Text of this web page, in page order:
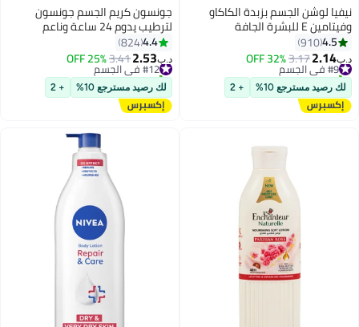
نيفيا لوشن الجسم بزبدة الكاكاو
وفيتامين E للبشرة الجافة
250ملليلتر4.5
910
د.ب‏2.14
3.17
32% OFF #9 في الجسم
تم بيع +40 مؤخرًا
#9 في الجسم
لك رصيد مسترجع 10% + 2
جونسون كريم الجسم جونسون
لترطيب يدوم 24 ساعة وناعم
300ملليلتر4.4
824
د.ب‏2.53
3.41
25% OFF #12 في الجسم
تم بيع +30 مؤخرًا
#12 في الجسم
لك رصيد مسترجع 10% + 2